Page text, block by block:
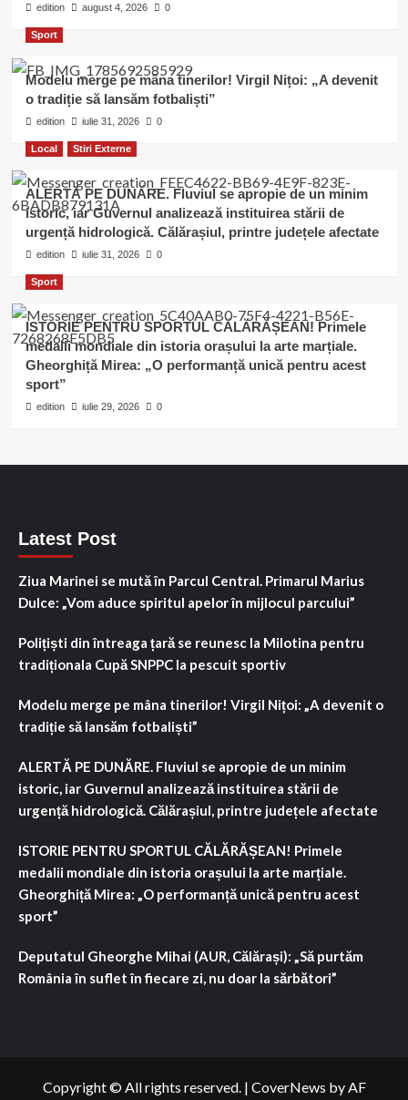
edition august 4, 2026 0
Sport
Modelu merge pe mâna tinerilor! Virgil Nițoi: „A devenit
o tradiție să lansăm fotbaliști”
edition iulie 31, 2026 0
Local Stiri Externe
ALERTĂ PE DUNĂRE. Fluviul se apropie de un minim
istoric, iar Guvernul analizează instituirea stării de
urgență hidrologică. Călărașiul, printre județele afectate
edition iulie 31, 2026 0
Sport
ISTORIE PENTRU SPORTUL CĂLĂRĂȘEAN! Primele
medalii mondiale din istoria orașului la arte marțiale.
Gheorghiță Mirea: „O performanță unică pentru acest
sport”
edition iulie 29, 2026 0
Latest Post
Ziua Marinei se mută în Parcul Central. Primarul Marius
Dulce: „Vom aduce spiritul apelor în mijlocul parcului”
Polițiști din întreaga țară se reunesc la Milotina pentru
tradiționala Cupă SNPPC la pescuit sportiv
Modelu merge pe mâna tinerilor! Virgil Nițoi: „A devenit o
tradiție să lansăm fotbaliști”
ALERTĂ PE DUNĂRE. Fluviul se apropie de un minim
istoric, iar Guvernul analizează instituirea stării de
urgență hidrologică. Călărașiul, printre județele afectate
ISTORIE PENTRU SPORTUL CĂLĂRĂȘEAN! Primele
medalii mondiale din istoria orașului la arte marțiale.
Gheorghiță Mirea: „O performanță unică pentru acest
sport”
Deputatul Gheorghe Mihai (AUR, Călărași): „Să purtăm
România în suflet în fiecare zi, nu doar la sărbători”
Copyright © All rights reserved. | CoverNews by AF